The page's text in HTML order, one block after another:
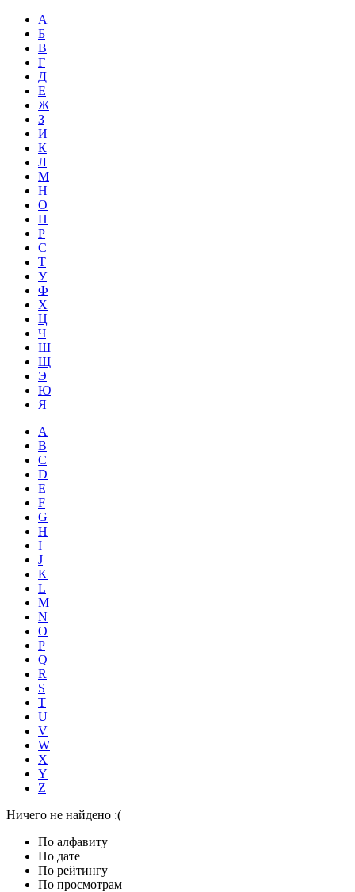
А
Б
В
Г
Д
Е
Ж
З
И
К
Л
М
Н
О
П
Р
С
Т
У
Ф
Х
Ц
Ч
Ш
Щ
Э
Ю
Я
A
B
C
D
E
F
G
H
I
J
K
L
M
N
O
P
Q
R
S
T
U
V
W
X
Y
Z
Ничего не найдено :(
По алфавиту
По дате
По рейтингу
По просмотрам